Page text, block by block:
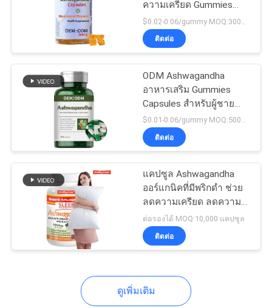
ส่วน
ความเครียด Gummies
Ashwagandha OEM
ติดต่อ
ODM Ashwagandha
อาหารเสริม Gummies
Capsules สำหรับผู้ชาย
Enhancement
$0.01-0.06/gummy MOQ:50000 แคปซูล
ติดต่อ
แคปซูล Ashwagandha
ออร์แกนิคที่มีพริกดํา ช่วย
ลดความเครียด ลดความ
หลับลดความเหนื่อยล้า
ต่อรองได้ MOQ:10,000 แคปซูล
ติดต่อ
ดูเพิ่มเติม